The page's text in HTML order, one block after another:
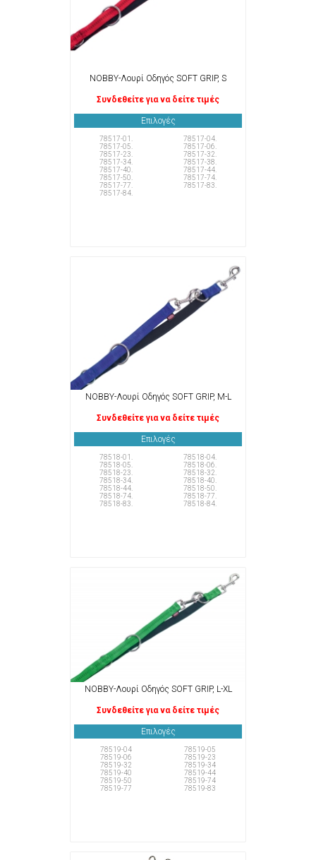
NOBBY-Λουρί Οδηγός SOFT GRIP, S
Συνδεθείτε για να δείτε τιμές
Επιλογές
78517-01.
78517-04.
78517-05.
78517-06.
78517-23.
78517-32.
78517-34.
78517-38.
78517-40.
78517-44.
78517-50.
78517-74.
78517-77.
78517-83.
78517-84.
NOBBY-Λουρί Οδηγός SOFT GRIP, M-L
Συνδεθείτε για να δείτε τιμές
Επιλογές
78518-01.
78518-04.
78518-05.
78518-06.
78518-23.
78518-32.
78518-34.
78518-40.
78518-44.
78518-50.
78518-74.
78518-77.
78518-83.
78518-84.
NOBBY-Λουρί Οδηγός SOFT GRIP, L-XL
Συνδεθείτε για να δείτε τιμές
Επιλογές
78519-04
78519-05
78519-06
78519-23
78519-32
78519-34
78519-40
78519-44
78519-50
78519-74
78519-77
78519-83